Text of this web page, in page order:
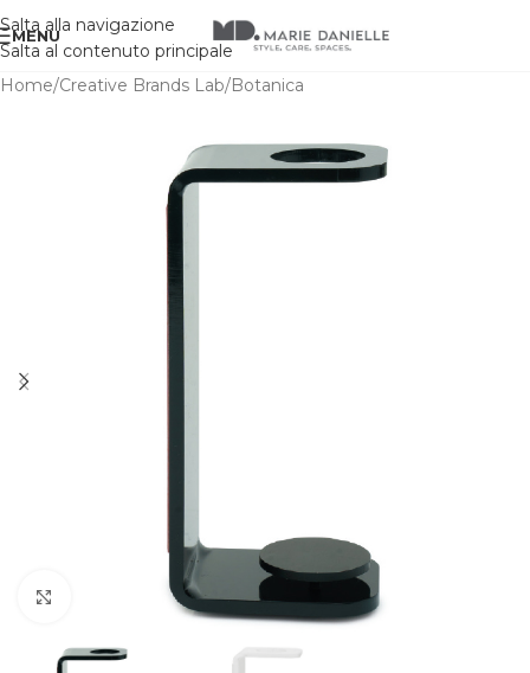
Salta alla navigazione
Salta al contenuto principale
MENU
Home/Creative Brands Lab/Botanica
Clicca per ingrandire